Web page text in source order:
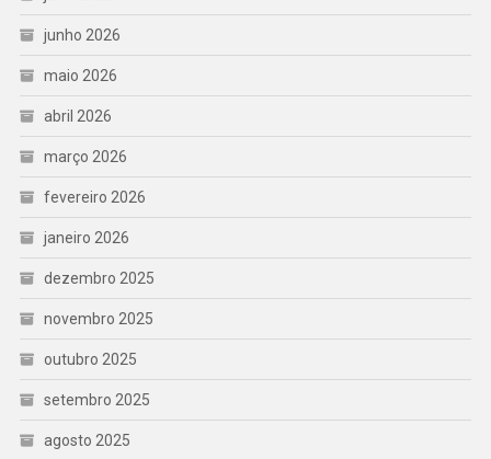
junho 2026
maio 2026
abril 2026
março 2026
fevereiro 2026
janeiro 2026
dezembro 2025
novembro 2025
outubro 2025
setembro 2025
agosto 2025